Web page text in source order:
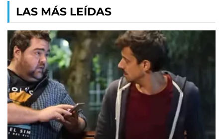
LAS MÁS LEÍDAS